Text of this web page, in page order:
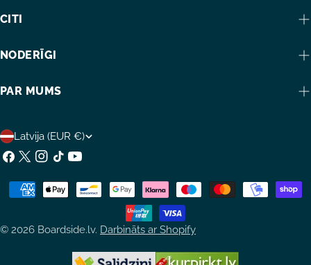
CITI
NODERĪGI
PAR MUMS
V
A
L
S
T
Latvija (EUR €)
Facebook
X
Instagram
TikTokYouTube
© 2026 Boardside.lv. Darbināts ar Shopify
Maksājumu